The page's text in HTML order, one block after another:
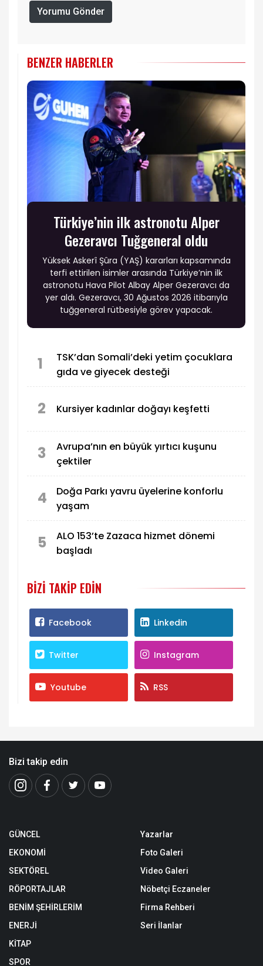
Yorumu Gönder
BENZER HABERLER
Türkiye’nin ilk astronotu Alper
Gezeravcı Tuğgeneral oldu
Yüksek Askerî Şûra (YAŞ) kararları kapsamında
terfi ettirilen isimler arasında Türkiye’nin ilk
astronotu Hava Pilot Albay Alper Gezeravcı da
yer aldı. Gezeravcı, 30 Ağustos 2026 itibarıyla
tuğgeneral rütbesiyle görev yapacak.
1
TSK’dan Somali’deki yetim çocuklara
gıda ve giyecek desteği
2 Kursiyer kadınlar doğayı keşfetti
3
Avrupa’nın en büyük yırtıcı kuşunu
çektiler
4
Doğa Parkı yavru üyelerine konforlu
yaşam
5
ALO 153’te Zazaca hizmet dönemi
başladı
BIZI TAKIP EDIN
Facebook Linkedin
Twitter Instagram
Youtube RSS
Bizi takip edin
GÜNCEL
EKONOMİ
SEKTÖREL
RÖPORTAJLAR
BENİM ŞEHİRLERİM
ENERJİ
KİTAP
SPOR
Yazarlar
Foto Galeri
Video Galeri
Nöbetçi Eczaneler
Firma Rehberi
Seri İlanlar